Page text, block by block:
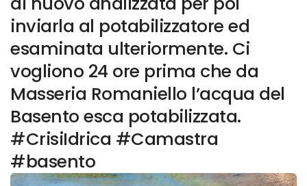
inviarla al potabilizzatore ed
esaminata ulteriormente. Ci
vogliono 24 ore prima che da
Masseria Romaniello l’acqua del
Basento esca potabilizzata.
#CrisiIdrica #Camastra
#basento